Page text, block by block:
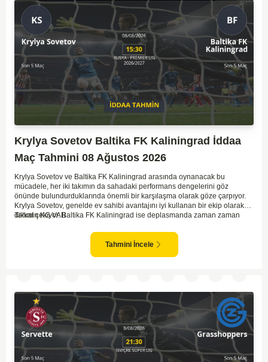
Krylya Sovetov Baltika FK Kaliningrad İddaa
Maç Tahmini 08 Ağustos 2026
Krylya Sovetov ve Baltika FK Kaliningrad arasında oynanacak bu
mücadele, her iki takımın da sahadaki performans dengelerini göz
önünde bulundurduklarında önemli bir karşılaşma olarak göze çarpıyor.
Krylya Sovetov, genelde ev sahibi avantajını iyi kullanan bir ekip olarak
dikkat çekiyor. Baltika FK Kaliningrad ise deplasmanda zaman zaman
ve seyirci desteğini arkasına alarak gol yollarında etkili olması, maçın
seyrini değiştirebilecek bir faktör olarak değerlendiriliyor. Bununla birlikte,
Baltika'nın savunma direncini kırabilmesi, maçı daha heyecanlı hale
Tahmin KG VAR
Tahmini İncele